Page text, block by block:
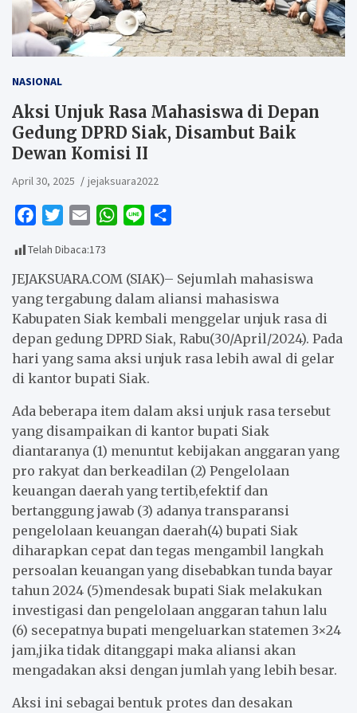
NASIONAL
Aksi Unjuk Rasa Mahasiswa di Depan
Gedung DPRD Siak, Disambut Baik
Dewan Komisi II
April 30, 2025 jejaksuara2022
c
e
b
o
o
k
i
t
t
e
r
a
i
l
W
t
s
A
p
p
e
r
e
Telah Dibaca:173
JEJAKSUARA.COM (SIAK)– Sejumlah mahasiswa
yang tergabung dalam aliansi mahasiswa
Kabupaten Siak kembali menggelar unjuk rasa di
depan gedung DPRD Siak, Rabu(30/April/2024). Pada
hari yang sama aksi unjuk rasa lebih awal di gelar
di kantor bupati Siak.
Ada beberapa item dalam aksi unjuk rasa tersebut
yang disampaikan di kantor bupati Siak
diantaranya (1) menuntut kebijakan anggaran yang
pro rakyat dan berkeadilan (2) Pengelolaan
keuangan daerah yang tertib,efektif dan
bertanggung jawab (3) adanya transparansi
pengelolaan keuangan daerah(4) bupati Siak
diharapkan cepat dan tegas mengambil langkah
persoalan keuangan yang disebabkan tunda bayar
tahun 2024 (5)mendesak bupati Siak melakukan
investigasi dan pengelolaan anggaran tahun lalu
(6) secepatnya bupati mengeluarkan statemen 3×24
jam,jika tidak ditanggapi maka aliansi akan
mengadakan aksi dengan jumlah yang lebih besar.
Aksi ini sebagai bentuk protes dan desakan